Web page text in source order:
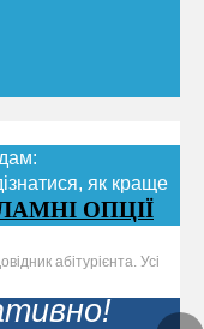
як краще
ОПЦІЇ
абітурієнта. Усі